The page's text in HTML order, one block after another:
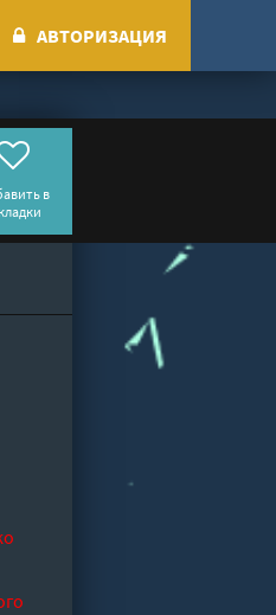
АВТОРИЗАЦИЯ
в